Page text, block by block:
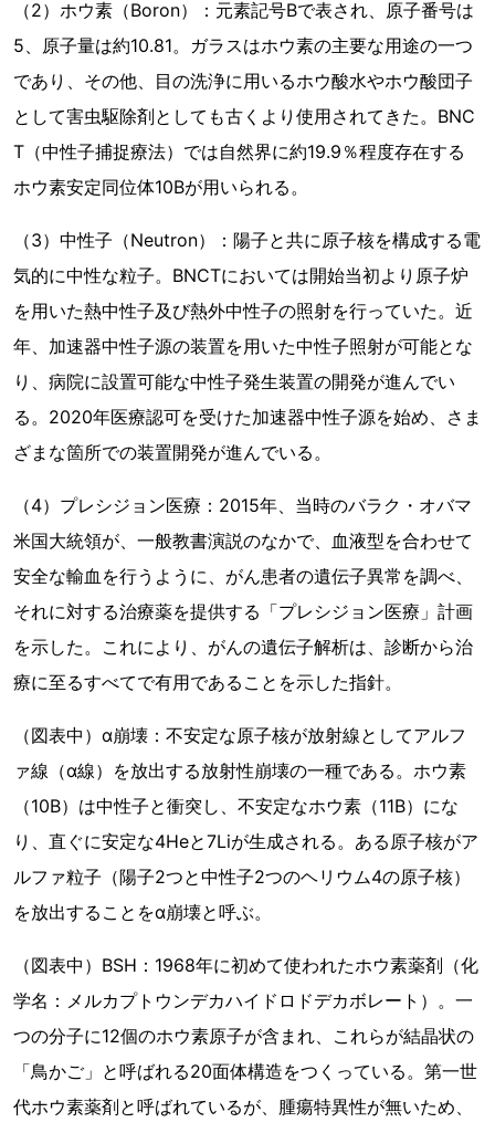
（2）ホウ素（Boron）：元素記号Bで表され、原子番号は
5、原子量は約10.81。ガラスはホウ素の主要な用途の一つ
であり、その他、目の洗浄に用いるホウ酸水やホウ酸団子
として害虫駆除剤としても古くより使用されてきた。BNC
T（中性子捕捉療法）では自然界に約19.9％程度存在する
ホウ素安定同位体10Bが用いられる。
（3）中性子（Neutron）：陽子と共に原子核を構成する電
気的に中性な粒子。BNCTにおいては開始当初より原子炉
を用いた熱中性子及び熱外中性子の照射を行っていた。近
年、加速器中性子源の装置を用いた中性子照射が可能とな
り、病院に設置可能な中性子発生装置の開発が進んでい
る。2020年医療認可を受けた加速器中性子源を始め、さま
ざまな箇所での装置開発が進んでいる。
（4）プレシジョン医療：2015年、当時のバラク・オバマ
米国大統領が、一般教書演説のなかで、血液型を合わせて
安全な輸血を行うように、がん患者の遺伝子異常を調べ、
それに対する治療薬を提供する「プレシジョン医療」計画
を示した。これにより、がんの遺伝子解析は、診断から治
療に至るすべてで有用であることを示した指針。
（図表中）α崩壊：不安定な原子核が放射線としてアルフ
ァ線（α線）を放出する放射性崩壊の一種である。ホウ素
（10B）は中性子と衝突し、不安定なホウ素（11B）にな
り、直ぐに安定な4Heと7Liが生成される。ある原子核がア
ルファ粒子（陽子2つと中性子2つのヘリウム4の原子核）
を放出することをα崩壊と呼ぶ。
（図表中）BSH：1968年に初めて使われたホウ素薬剤（化
学名：メルカプトウンデカハイドロドデカボレート）。一
つの分子に12個のホウ素原子が含まれ、これらが結晶状の
「鳥かご」と呼ばれる20面体構造をつくっている。第一世
代ホウ素薬剤と呼ばれているが、腫瘍特異性が無いため、